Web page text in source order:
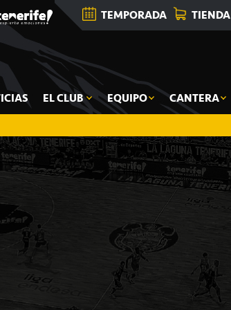
TEMPORADA TIENDA
EL CLUB EQUIPO CANTERA